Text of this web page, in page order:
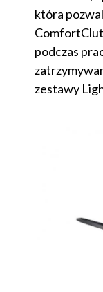
która
podczas
zestawy